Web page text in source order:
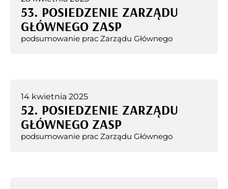
53. POSIEDZENIE ZARZĄDU
GŁÓWNEGO ZASP
podsumowanie prac Zarządu Głównego
14 kwietnia 2025
52. POSIEDZENIE ZARZĄDU
GŁÓWNEGO ZASP
podsumowanie prac Zarządu Głównego